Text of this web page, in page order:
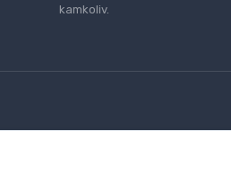
kamkoliv.